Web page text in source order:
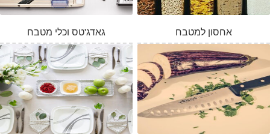
גאדג'טס וכלי מטבח אחסון למטבח